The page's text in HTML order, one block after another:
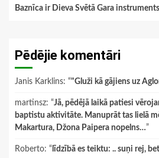
Baznīca ir Dieva Svētā Gara instruments
Pēdējie komentāri
Janis Karklins: “"Gluži kā gājiens uz
martinsz: “Jā, pēdējā laikā patiesi
baptistu aktivitāte. Manuprāt tas lielā
Makartura, Džona Paipera nopelns…”
Roberto: “ līdzībā es teiktu: .. suņi rej,